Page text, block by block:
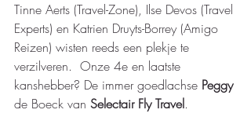
Tinne Aerts (Travel-Zone), Ilse Devos (Travel
Experts) en Katrien Druyts-Borrey (Amigo
Reizen) wisten reeds een plekje te
verzilveren.  Onze 4e en laatste
kanshebber? De immer goedlachse Peggy
de Boeck van Selectair Fly Travel.